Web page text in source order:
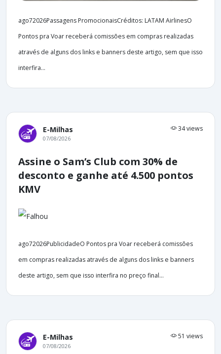
ago72026Passagens PromocionaisCréditos: LATAM AirlinesO
Pontos pra Voar receberá comissões em compras realizadas
através de alguns dos links e banners deste artigo, sem que isso
interfira...
E-Milhas 34 views
07/08/2026
Assine o Sam’s Club com 30% de
desconto e ganhe até 4.500 pontos
KMV
ago72026PublicidadeO Pontos pra Voar receberá comissões
em compras realizadas através de alguns dos links e banners
deste artigo, sem que isso interfira no preço final...
E-Milhas 51 views
07/08/2026